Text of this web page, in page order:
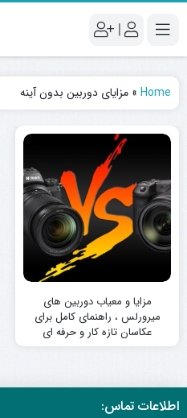
|
Home
» مزایای دوربین بدون آینه
مزایا و معیاب دوربین های
میرورلس ، راهنمای کامل برای
عکاسان تازه کار و حرفه ای
اطلاعات تماس: